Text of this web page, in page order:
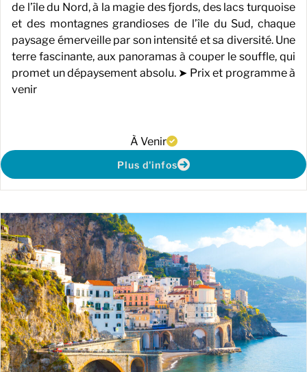
de l’île du Nord, à la magie des fjords, des lacs turquoise
et des montagnes grandioses de l’île du Sud, chaque
paysage émerveille par son intensité et sa diversité. Une
terre fascinante, aux panoramas à couper le souffle, qui
promet un dépaysement absolu. ➤ Prix et programme à
venir
À Venir
Plus d'infos